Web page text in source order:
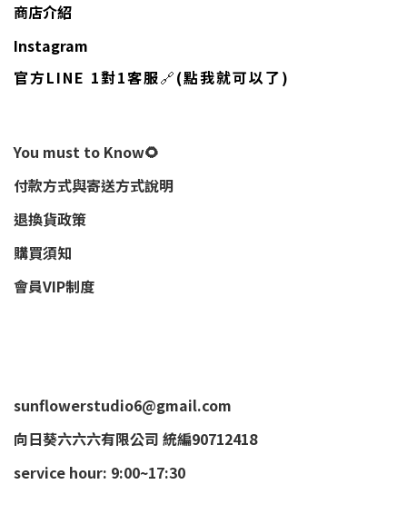
商店介紹
Instagram
官方LINE 1對1客服🔗(點我就可以了)
You must to Know🌻
付款方式與寄送方式說明
退換貨政策
購買須知
會員VIP制度
sunflowerstudio6@gmail.com
向日葵六六六有限公司 統編90712418
service hour: 9:00~17:30